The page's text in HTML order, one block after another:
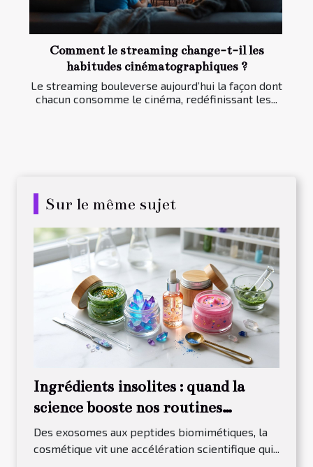
Comment le streaming change-t-il les
habitudes cinématographiques ?
Le streaming bouleverse aujourd’hui la façon dont
chacun consomme le cinéma, redéfinissant les...
Sur le même sujet
Ingrédients insolites : quand la
science booste nos routines
skincare
Des exosomes aux peptides biomimétiques, la
cosmétique vit une accélération scientifique qui...